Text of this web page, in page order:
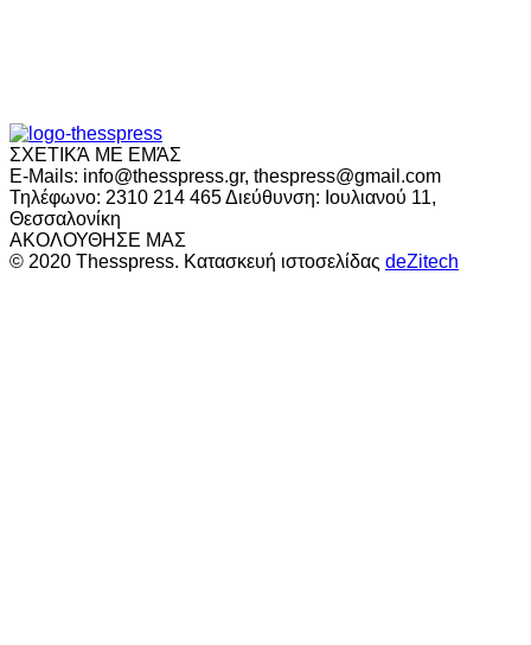
ΣΧΕΤΙΚΆ ΜΕ ΕΜΆΣ
E-Mails: info@thesspress.gr, thespress@gmail.com
Τηλέφωνο: 2310 214 465 Διεύθυνση: Ιουλιανού 11,
Θεσσαλονίκη
ΑΚΟΛΟΥΘΗΣΕ ΜΑΣ
© 2020 Thesspress. Κατασκευή ιστοσελίδας deZitech